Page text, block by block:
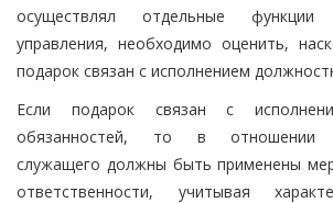
осуществлял отдельные функции
управления, необходимо оценить,
подарок связан с исполнением
Если подарок связан с
обязанностей, то в отношении
служащего должны быть применены
ответственности, учитывая